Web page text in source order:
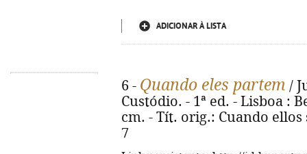
ADICIONAR À LISTA
6 - Quando eles partem /
Custódio. - 1ª ed. - Lisboa :
cm. - Tít. orig.: Cuando ellos
7